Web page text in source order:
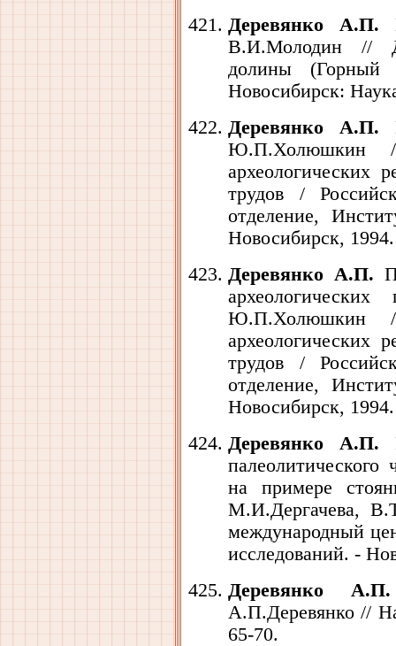
Деревянко А.П.
В.И.Молодин //
долины (Горный
Новосибирск:
Деревянко А.П.
Ю.П.Холюшкин
археологических
трудов /
отделение,
Новосибирск,
Деревянко А.П.
Ю.П.Холюшкин
археологических
трудов /
отделение,
Новосибирск,
Деревянко А.П.
палеолитического
на примере
М.И.Дергачева,
международный
исследований. -
Деревянко А.П.
А.П.Деревянко //
65-70.